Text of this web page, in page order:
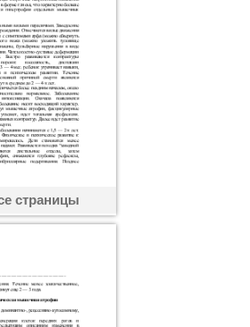
страницы